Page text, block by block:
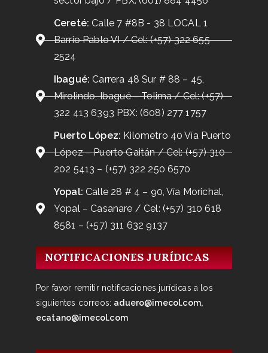
Cereté: Calle 7 #8B - 38 LOCAL 1
Barrio Pablo VI / Cel: (+57) 322 655
2524
Ibagué: Carrera 48 Sur # 88 – 45,
Mirolindo, Ibagué – Tolima / Cel: (+57)
322 413 6393 PBX: (608) 277 1757
Puerto López: Kilometro 40 Vía Puerto
López – Puerto Gaitán / Cel: (+57) 310
202 5413 – (+57) 322 250 6570
Yopal: Calle 28 # 4 – 90, Vía Morichal,
Yopal – Casanare / Cel: (+57) 310 618
8581 – (+57) 311 632 9137
NOTIFICACIONES JURÍDICAS
Por favor remitir notificaciones jurídicas a los
siguientes correos: aduero@imecol.com,
ecatano@imecol.com